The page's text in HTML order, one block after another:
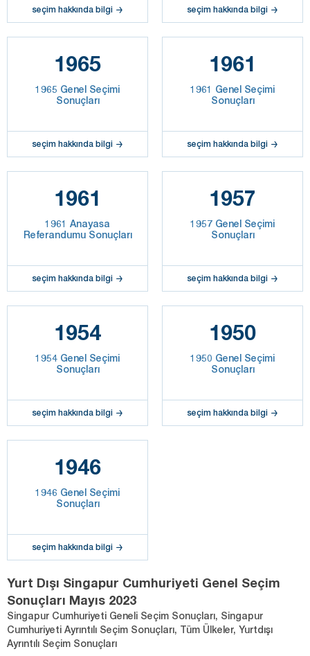
seçim hakkında bilgi seçim hakkında bilgi
1965
1965 Genel Seçimi
Sonuçları
seçim hakkında bilgi
1961
1961 Genel Seçimi
Sonuçları
seçim hakkında bilgi
1961
1961 Anayasa
Referandumu Sonuçları
seçim hakkında bilgi
1957
1957 Genel Seçimi
Sonuçları
seçim hakkında bilgi
1954
1954 Genel Seçimi
Sonuçları
seçim hakkında bilgi
1950
1950 Genel Seçimi
Sonuçları
seçim hakkında bilgi
1946
1946 Genel Seçimi
Sonuçları
seçim hakkında bilgi
Yurt Dışı Singapur Cumhuriyeti Genel Seçim
Sonuçları Mayıs 2023
Singapur Cumhuriyeti Geneli Seçim Sonuçları, Singapur
Cumhuriyeti Ayrıntılı Seçim Sonuçları, Tüm Ülkeler, Yurtdışı
Ayrıntılı Seçim Sonuçları